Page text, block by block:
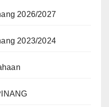
2026/2027
2023/2024